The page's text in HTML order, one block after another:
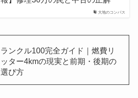
大地のコンパス
ランクル100完全ガイド｜燃費リ
ッター4kmの現実と前期・後期の
選び方